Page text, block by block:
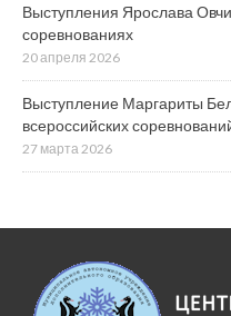
Выступления Ярослава
соревнованиях
20 апреля 2026
Выступление Маргариты
всероссийских
27 марта 2026